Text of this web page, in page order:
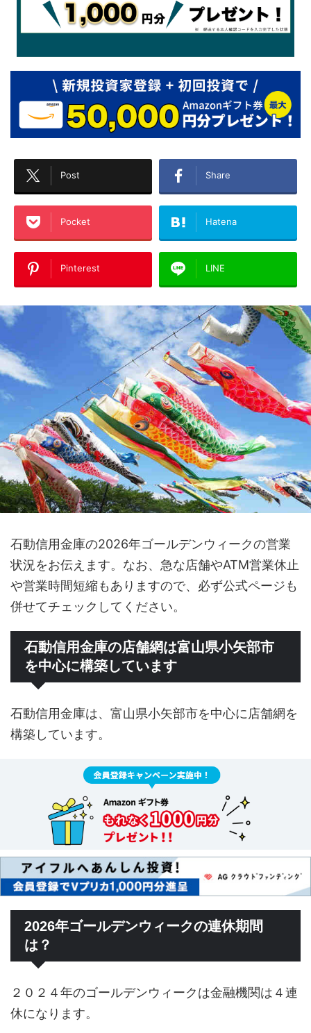
Post Share
Pocket Hatena
Pinterest LINE
石動信用金庫の2026年ゴールデンウィークの営業
状況をお伝えます。なお、急な店舗やATM営業休止
や営業時間短縮もありますので、必ず公式ページも
併せてチェックしてください。
石動信用金庫の店舗網は富山県小矢部市
を中心に構築しています
石動信用金庫は、富山県小矢部市を中心に店舗網を
構築しています。
2026年ゴールデンウィークの連休期間
は？
２０２４年のゴールデンウィークは金融機関は４連
休になります。